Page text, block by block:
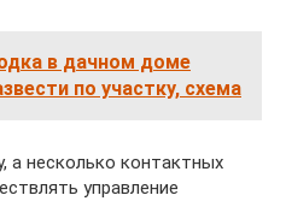
в дачном доме
по участку, схема
а несколько контактных
управление